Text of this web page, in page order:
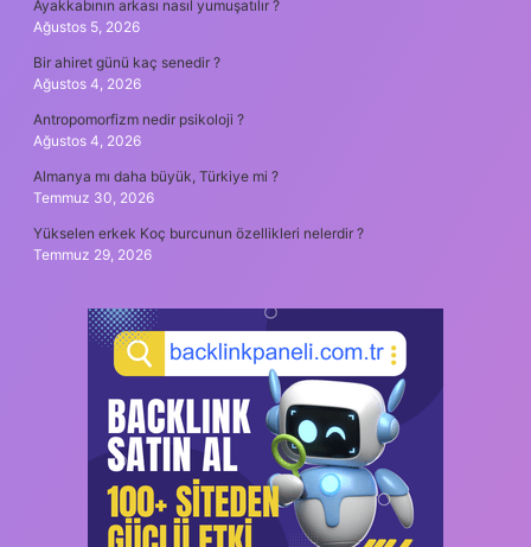
Ayakkabının arkası nasıl yumuşatılır ?
Ağustos 5, 2026
Bir ahiret günü kaç senedir ?
Ağustos 4, 2026
Antropomorfizm nedir psikoloji ?
Ağustos 4, 2026
Almanya mı daha büyük, Türkiye mi ?
Temmuz 30, 2026
Yükselen erkek Koç burcunun özellikleri nelerdir ?
Temmuz 29, 2026